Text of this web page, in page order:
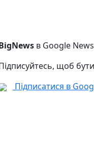
в Google News
щоб бути
Підписатися в